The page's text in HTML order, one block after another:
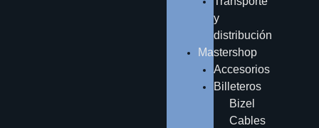
y
distribución
Mastershop
Accesorios
Billeteros
Bizel
Cables